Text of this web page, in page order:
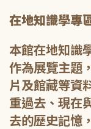
在地知識學專
本館在地知識
作為展覽主題
片及館藏等資
重過去、現在
去的歷史記憶